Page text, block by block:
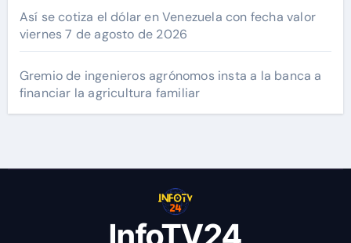
Así se cotiza el dólar en Venezuela con fecha valor
viernes 7 de agosto de 2026
Gremio de ingenieros agrónomos insta a la banca a
financiar la agricultura familiar